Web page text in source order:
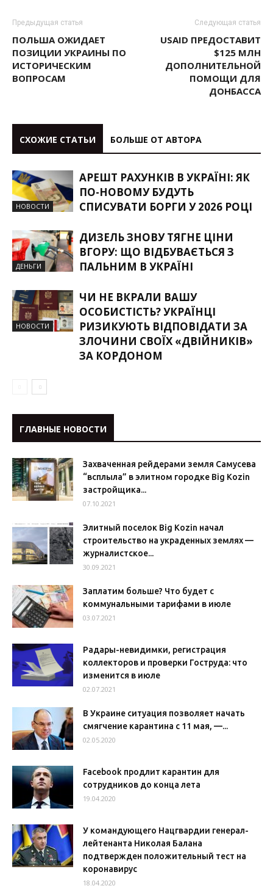
Предыдущая статья
ПОЛЬША ОЖИДАЕТ
ПОЗИЦИИ УКРАИНЫ ПО
ИСТОРИЧЕСКИМ
ВОПРОСАМ
Следующая статья
USAID ПРЕДОСТАВИТ
$125 МЛН
ДОПОЛНИТЕЛЬНОЙ
ПОМОЩИ ДЛЯ
ДОНБАССА
СХОЖИЕ СТАТЬИ БОЛЬШЕ ОТ АВТОРА
НОВОСТИ
АРЕШТ РАХУНКІВ В УКРАЇНІ: ЯК
ПО-НОВОМУ БУДУТЬ
СПИСУВАТИ БОРГИ У 2026 РОЦІ
ДЕНЬГИ
ДИЗЕЛЬ ЗНОВУ ТЯГНЕ ЦІНИ
ВГОРУ: ЩО ВІДБУВАЄТЬСЯ З
ПАЛЬНИМ В УКРАЇНІ
НОВОСТИ
ЧИ НЕ ВКРАЛИ ВАШУ
ОСОБИСТІСТЬ? УКРАЇНЦІ
РИЗИКУЮТЬ ВІДПОВІДАТИ ЗА
ЗЛОЧИНИ СВОЇХ «ДВІЙНИКІВ»
ЗА КОРДОНОМ
ГЛАВНЫЕ НОВОСТИ
Захваченная рейдерами земля Самусева
“всплыла” в элитном городке Big Kozin
застройщика...
07.10.2021
Элитный поселок Big Kozin начал
строительство на украденных землях —
журналистское...
30.09.2021
Заплатим больше? Что будет с
коммунальными тарифами в июле
03.07.2021
Радары-невидимки, регистрация
коллекторов и проверки Гоструда: что
изменится в июле
02.07.2021
В Украине ситуация позволяет начать
смягчение карантина с 11 мая, —...
02.05.2020
Facebook продлит карантин для
сотрудников до конца лета
19.04.2020
У командующего Нацгвардии генерал-
лейтенанта Николая Балана
подтвержден положительный тест на
коронавирус
18.04.2020